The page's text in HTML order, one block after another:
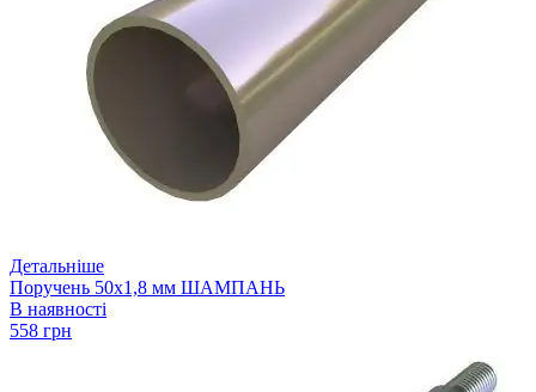
Детальніше
Поручень 50х1,8 мм ШАМПАНЬ
В наявності
558 грн